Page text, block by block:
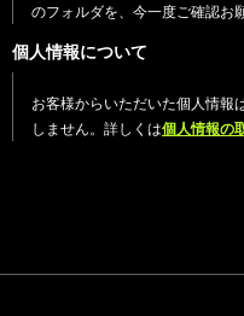
のフォルダを、今一度ご確認お
個人情報について
お客様からいただいた個人情報
しません。詳しくは個人情報の